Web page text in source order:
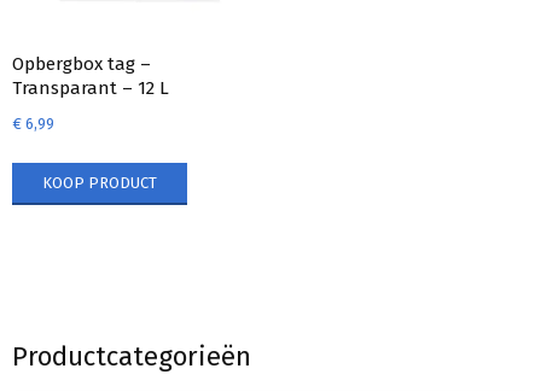
Opbergbox tag –
Transparant – 12 L
€ 6,99
KOOP PRODUCT
Productcategorieën